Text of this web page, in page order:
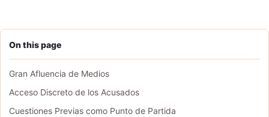
On this page
Gran Afluencia de Medios
Acceso Discreto de los Acusados
Cuestiones Previas como Punto de Partida